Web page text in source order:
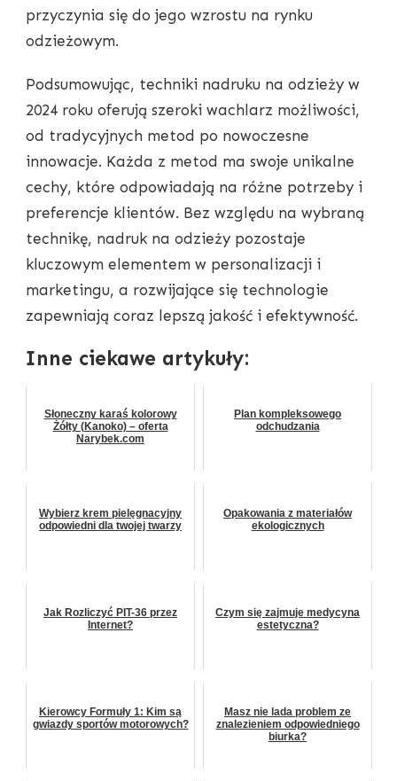
przyczynia się do jego wzrostu na rynku
odzieżowym.
Podsumowując, techniki nadruku na odzieży w
2024 roku oferują szeroki wachlarz możliwości,
od tradycyjnych metod po nowoczesne
innowacje. Każda z metod ma swoje unikalne
cechy, które odpowiadają na różne potrzeby i
preferencje klientów. Bez względu na wybraną
technikę, nadruk na odzieży pozostaje
kluczowym elementem w personalizacji i
marketingu, a rozwijające się technologie
zapewniają coraz lepszą jakość i efektywność.
Inne ciekawe artykuły:
Słoneczny karaś kolorowy
Żółty (Kanoko) – oferta
Narybek.com
Plan kompleksowego
odchudzania
Wybierz krem pielęgnacyjny
odpowiedni dla twojej twarzy
Opakowania z materiałów
ekologicznych
Jak Rozliczyć PIT-36 przez
Internet?
Czym się zajmuje medycyna
estetyczna?
Kierowcy Formuły 1: Kim są
gwiazdy sportów motorowych?
Masz nie lada problem ze
znalezieniem odpowiedniego
biurka?